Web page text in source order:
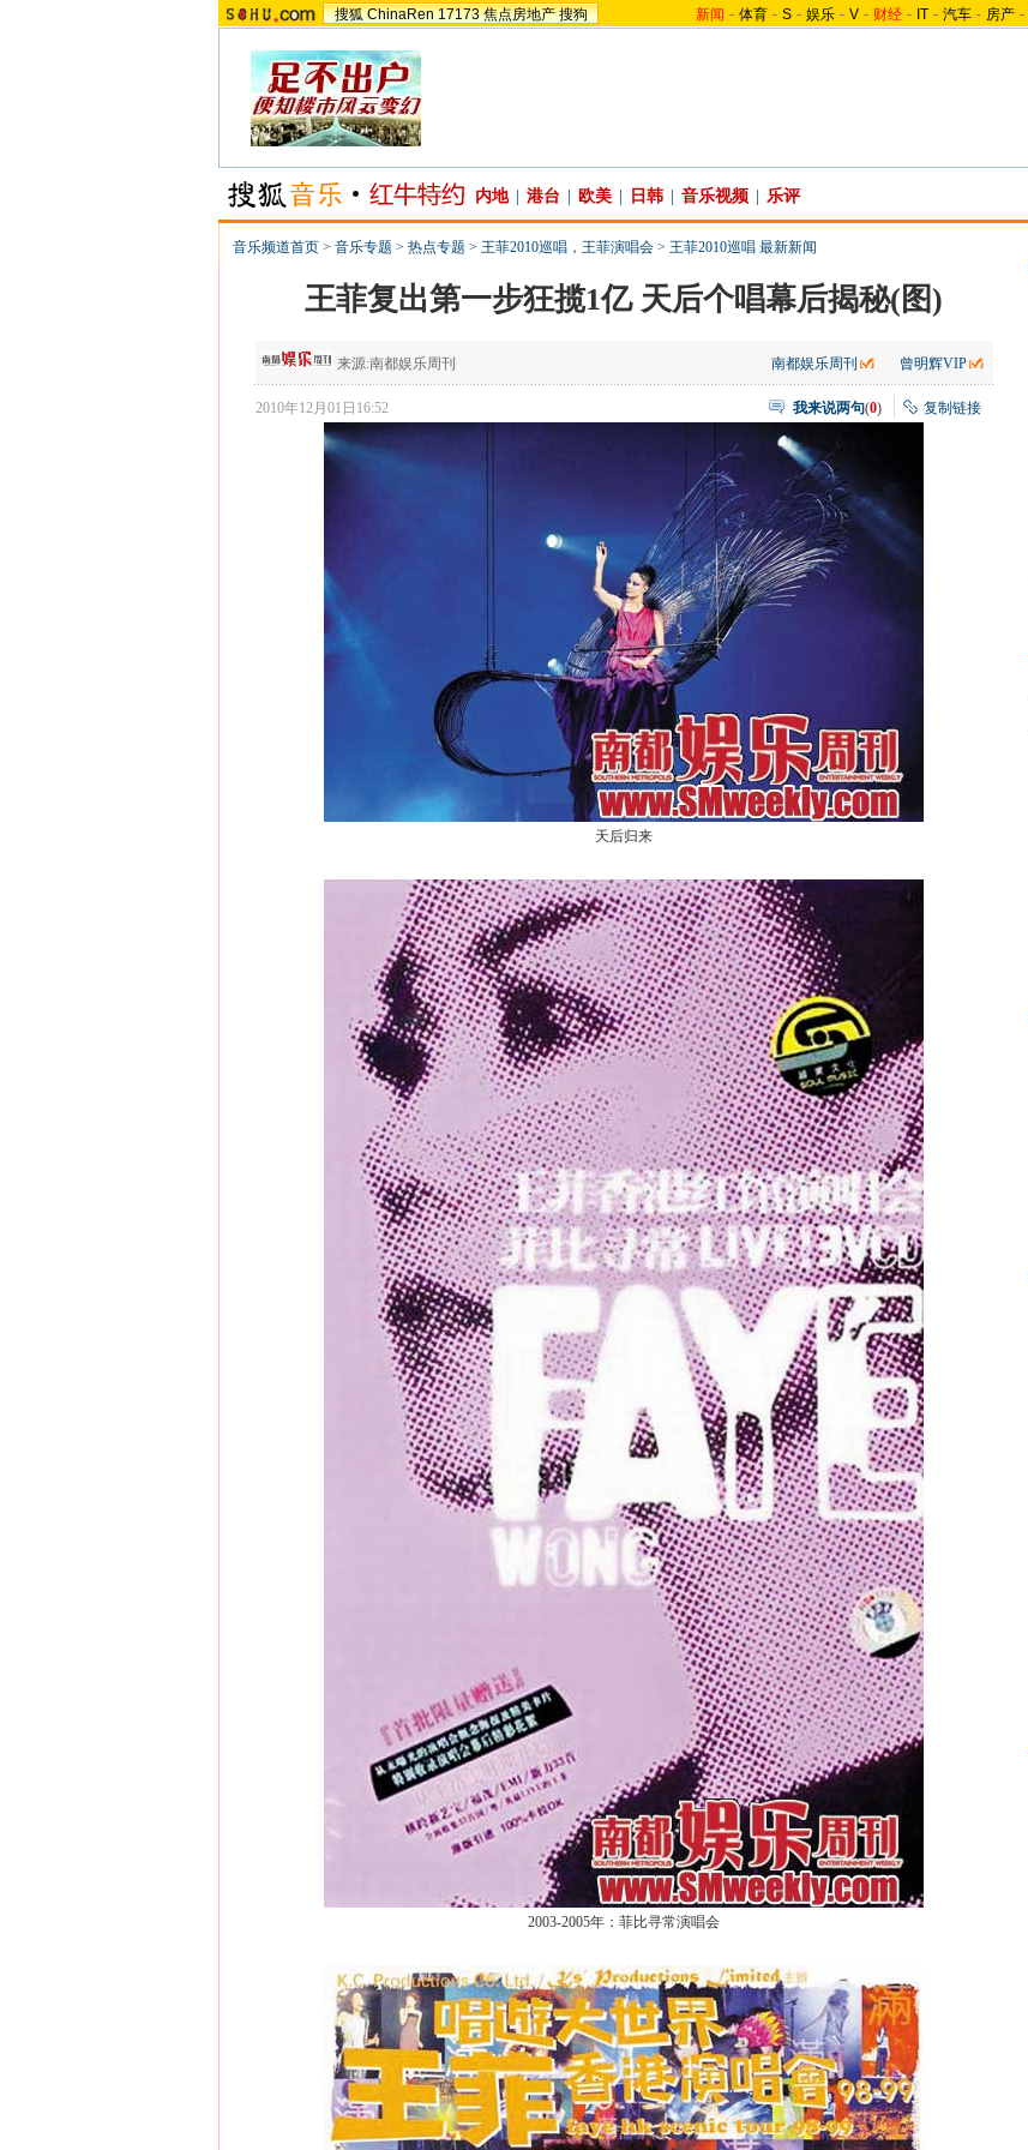
搜狐 ChinaRen 17173 焦点房地产 搜狗 新闻 - 体育 - S - 娱乐 - V - 财经 - IT - 汽车 - 房产 -
内地 港台 欧美 日韩 音乐视频 乐评
音乐频道首页 > 音乐专题 > 热点专题 > 王菲2010巡唱，王菲演唱会 > 王菲2010巡唱 最新新闻
王菲复出第一步狂揽1亿 天后个唱幕后揭秘(图)
来源:南都娱乐周刊 南都娱乐周刊 曾明辉VIP
2010年12月01日16:52 我来说两句(0) 复制链接
天后归来
2003-2005年：菲比寻常演唱会